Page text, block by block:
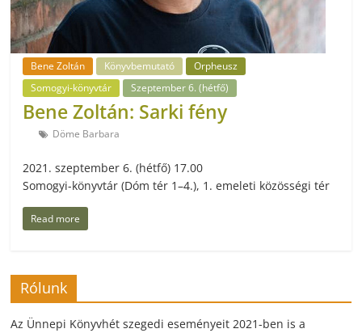
Bene Zoltán Könyvbemutató
Orpheusz
Somogyi-könyvtár
Szeptember 6. (hétfő)
Bene Zoltán: Sarki fény
Döme Barbara
2021. szeptember 6. (hétfő) 17.00
Somogyi-könyvtár (Dóm tér 1–4.), 1. emeleti közösségi tér
Read more
Rólunk
Az Ünnepi Könyvhét szegedi eseményeit 2021-ben is a